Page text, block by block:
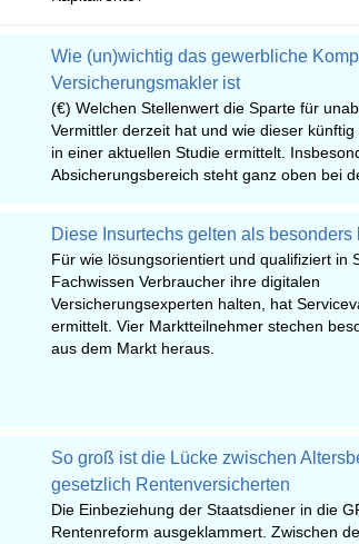
Wie (un)wichtig das gewerbliche
Versicherungsmakler ist
(€) Welchen Stellenwert die Sparte für
Vermittler derzeit hat und wie dieser
in einer aktuellen Studie ermittelt.
Absicherungsbereich steht ganz oben bei
Diese Insurtechs gelten als besonders
Für wie lösungsorientiert und qualifiziert in
Fachwissen Verbraucher ihre digitalen
Versicherungsexperten halten, hat
ermittelt. Vier Marktteilnehmer stechen
aus dem Markt heraus.
So groß ist die Lücke zwischen
gesetzlich Rentenversicherten
Die Einbeziehung der Staatsdiener in die
Rentenreform ausgeklammert. Zwischen